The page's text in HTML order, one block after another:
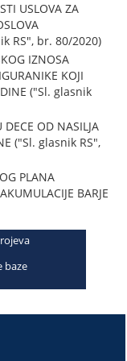
USLOVA ZA
RS", br. 80/2020)
IZNOSA
KOJI
("Sl. glasnik
DECE OD NASILJA
("Sl. glasnik RS",
PLANA
BARJE
baze